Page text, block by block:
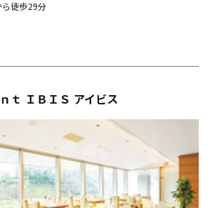
徒歩29分
ｔ ＩＢＩＳ アイビス